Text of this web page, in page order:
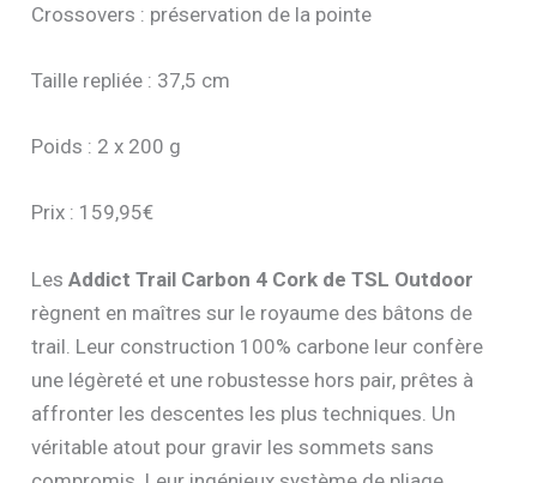
Crossovers : préservation de la pointe
Taille repliée : 37,5 cm
Poids : 2 x 200 g
Prix : 159,95€
LesAddict Trail Carbon 4 Cork de TSL Outdoor
règnent en maîtres sur le royaume des bâtons de
trail. Leur construction 100% carbone leur confère
une légèreté et une robustesse hors pair, prêtes à
affronter les descentes les plus techniques. Un
véritable atout pour gravir les sommets sans